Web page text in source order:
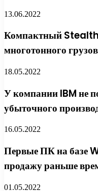
13.06.2022
Компактный Stealth
многотонного
18.05.2022
У компании IBM не
убыточного
16.05.2022
Первые ПК на базе
продажу раньше
01.05.2022